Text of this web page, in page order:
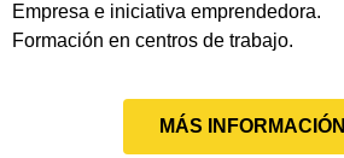
Empresa e iniciativa emprendedora.
Formación en centros de trabajo.
MÁS INFORMACIÓN